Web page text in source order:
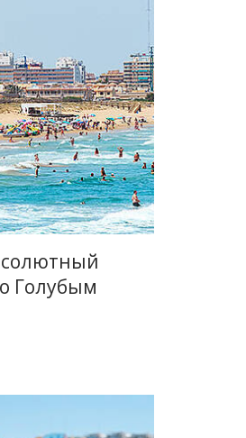
Голубым